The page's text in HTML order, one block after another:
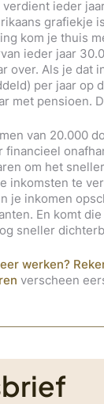
ieder
grafiekje
kom je thuis
ieder jaar
over. Als je dat
per jaar op
met pensioen.
van 20.000
financieel
om het
inkomsten te
je inkomen
En komt
sneller
werken?
verscheen